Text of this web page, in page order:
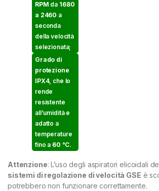
RPM da 1680
a 2460 a
seconda
della velocità
selezionata;
Grado di
protezione
IPX4, che lo
rende
resistente
all’umidità e
adatto a
temperature
fino a 60 °C.
Attenzione: L’uso degli aspiratori elicoidali
sistemi di regolazione di velocità GSE è
potrebbero non funzionare correttamente.